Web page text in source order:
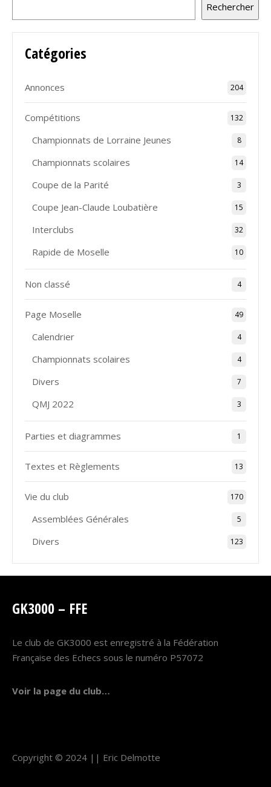
Rechercher
Catégories
Annonces 204
Compétitions 132
Championnats de Lorraine Jeunes 8
Championnats scolaires 14
Coupe de la Parité 3
Coupe Jean-Claude Loubatière 15
Interclubs 32
Rapide de Moselle 10
Non classé 4
Page Moselle 49
Calendrier 4
Championnats scolaires 4
Divers 7
QMJ 2022 3
Parties et diagrammes 1
Textes et Règlements 13
Vie du club 170
Assemblées Générales 5
Divers 123
GK3000 – FFE
Le club de GK3000 est enregistré à la Fédération
Française des Echecs sous le numéro P57072
Voir la page du club…
Copyright © 2024 || Eric Delmotte